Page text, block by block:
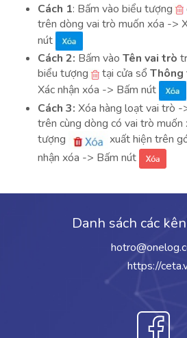
Cách 1: Bấm vào biểu tượng
trên dòng vai trò muốn xóa ->
nút
Cách 2: Bấm vào Tên vai trò
biểu tượng
tại cửa sổ Thông
Xác nhận xóa -> Bấm nút
Cách 3: Xóa hàng loạt vai trò -
trên cùng dòng có vai trò
tượng
xuất hiện trên
nhận xóa -> Bấm nút
Danh sách các
https://